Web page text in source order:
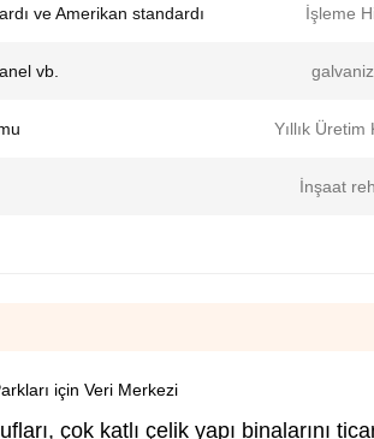
ve Amerikan standardı İşleme
vb.
Yıllık
İnşaat
için Veri Merkezi
çok katlı çelik yapı binalarını